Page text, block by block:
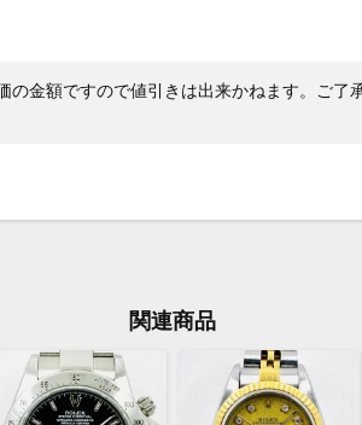
の金額ですので値引きは出来かねます。ご了
関連商品